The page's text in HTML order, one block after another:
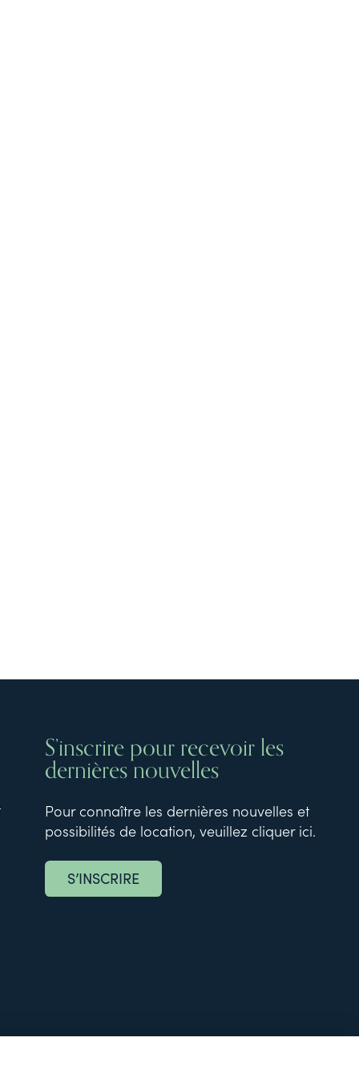
S’inscrire pour recevoir les
dernières nouvelles
Pour connaître les dernières nouvelles et
possibilités de location, veuillez cliquer ici.
S’INSCRIRE